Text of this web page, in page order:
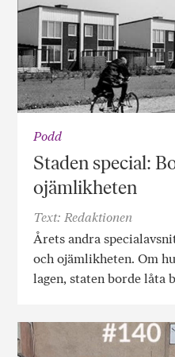
Podd
Staden special:
ojämlikheten
Text: Redaktionen
Årets andra
och ojämlikheten. Om
lagen, staten borde låta